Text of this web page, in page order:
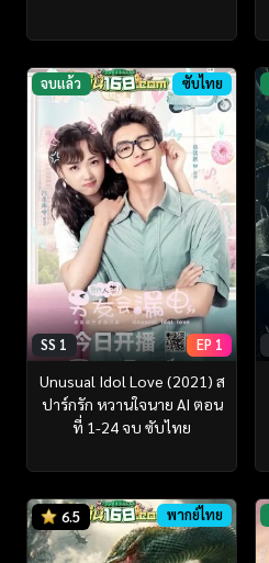
จบแล้ว ซับไทย
SS 1 EP 1
Unusual Idol Love (2021) ส
ปาร์กรัก หวานใจนาย AI ตอน
ที่ 1-24 จบ ซับไทย
6.5 พากย์ไทย